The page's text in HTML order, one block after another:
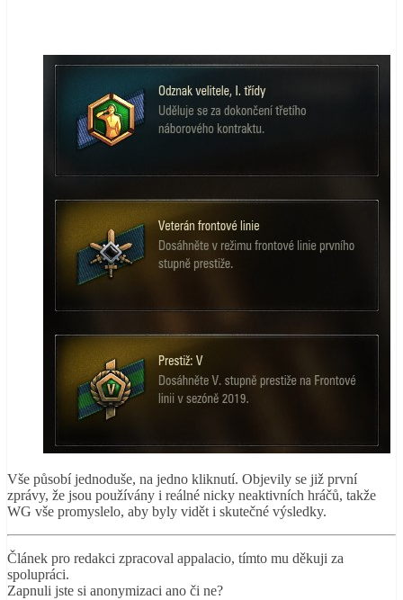
Vše působí jednoduše, na jedno kliknutí. Objevily se již první
zprávy, že jsou používány i reálné nicky neaktivních hráčů, takže
WG vše promyslelo, aby byly vidět i skutečné výsledky.
Článek pro redakci zpracoval appalacio, tímto mu děkuji za
spolupráci.
Zapnuli jste si anonymizaci ano či ne?